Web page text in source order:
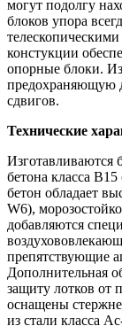
могут подолгу
блоков упора
констукции
опорные блоки.
предохраняющую
сдвигов.
Технические
Изготавливаются
бетона класса
бетон обладает
W6),
добавляются
препятствующие
Дополнительная
защиту лотков от
оснащены
из стали класса